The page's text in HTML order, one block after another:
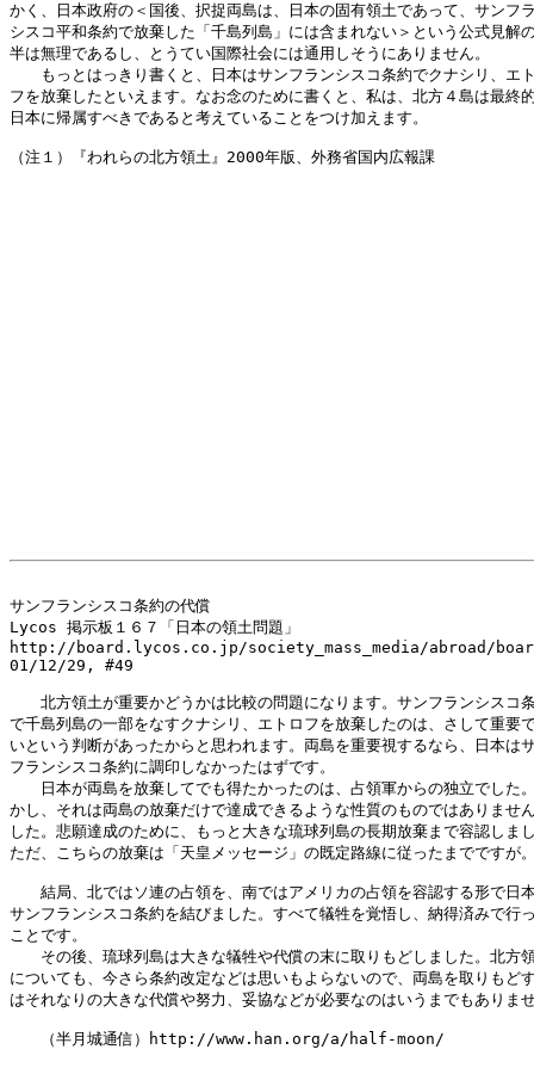
かく、日本政府の＜国後、択捉両島は、日本の固有領土であって、サンフ
シスコ平和条約で放棄した「千島列島」には含まれない＞という公式見解
半は無理であるし、とうてい国際社会には通用しそうにありません。
もっとはっきり書くと、日本はサンフランシスコ条約でクナシリ、エ
フを放棄したといえます。なお念のために書くと、私は、北方４島は最終
日本に帰属すべきであると考えていることをつけ加えます。
（注１）『われらの北方領土』2000年版、外務省国内広報課
サンフランシスコ条約の代償
Lycos 掲示板１６７「日本の領土問題」
http://board.lycos.co.jp/society_mass_media/abroad/
01/12/29, #49
北方領土が重要かどうかは比較の問題になります。サンフランシスコ
で千島列島の一部をなすクナシリ、エトロフを放棄したのは、さして重要
いという判断があったからと思われます。両島を重要視するなら、日本は
フランシスコ条約に調印しなかったはずです。
日本が両島を放棄してでも得たかったのは、占領軍からの独立でした
かし、それは両島の放棄だけで達成できるような性質のものではありませ
した。悲願達成のために、もっと大きな琉球列島の長期放棄まで容認しま
ただ、こちらの放棄は「天皇メッセージ」の既定路線に従ったまでですが
結局、北ではソ連の占領を、南ではアメリカの占領を容認する形で日
サンフランシスコ条約を結びました。すべて犠牲を覚悟し、納得済みで行
ことです。
その後、琉球列島は大きな犠牲や代償の末に取りもどしました。北方
についても、今さら条約改定などは思いもよらないので、両島を取りもど
はそれなりの大きな代償や努力、妥協などが必要なのはいうまでもありま
（半月城通信）http://www.han.org/a/half-moon/